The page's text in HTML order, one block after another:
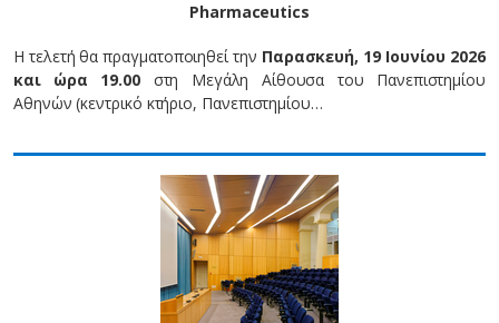
Pharmaceutics
Η τελετή θα πραγματοποιηθεί την Παρασκευή, 19 Ιουνίου 2026
και ώρα 19.00 στη Μεγάλη Αίθουσα του Πανεπιστημίου
Αθηνών (κεντρικό κτήριο, Πανεπιστημίου…